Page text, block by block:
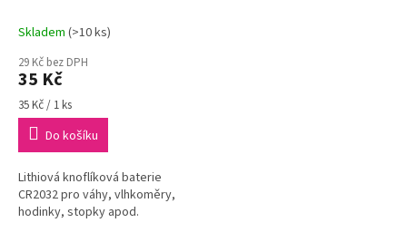
Skladem (>10 ks)
29 Kč bez DPH
35 Kč
Měrná
cena:
35 Kč / 1 ks
Do košíku
Lithiová knoflíková baterie
CR2032 pro váhy, vlhkoměry,
hodinky, stopky apod.